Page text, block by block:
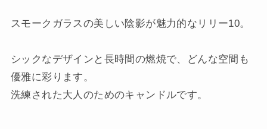
スモークガラスの美しい陰影が魅力的なリリー10。
シックなデザインと長時間の燃焼で、どんな空間も
優雅に彩ります。
洗練された大人のためのキャンドルです。